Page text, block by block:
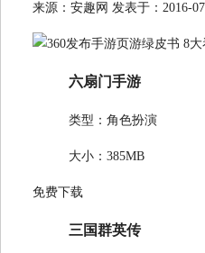
来源：安趣网 发表于：2016-
六扇门手游
类型：角色扮演
大小：385MB
免费下载
三国群英传